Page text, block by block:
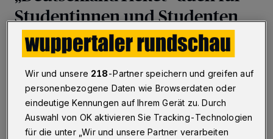
Studentinnen und Studenten
Wuppertal ·Ab dem kommenden Sommersemester
können Studentinnen und Studenten im
Verkehrsverbund Rhein-Ruhr (VRR) das
„DeutschlandTicket“ nutzen. Ende 2023 hatten sich
Bund und Länder auf ein ermäßigtes Angebot für
Studierende geeinigt und somit den Weg frei gemacht,
mit den Bussen und Bahnen des ÖPNV
deutschlandweit unterwegs zu sein.
Wir und unsere 218-Partner speichern und greifen auf
personenbezogene Daten wie Browserdaten oder
eindeutige Kennungen auf Ihrem Gerät zu. Durch
Auswahl von OK aktivieren Sie Tracking-Technologien
für die unter „Wir und unsere Partner verarbeiten